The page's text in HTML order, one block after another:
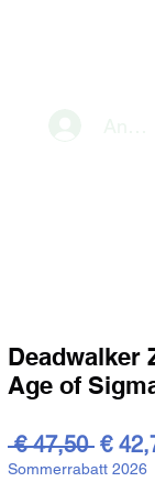
Deadwalker
Age of
€ 47,50 €
Sommerrabatt 2026